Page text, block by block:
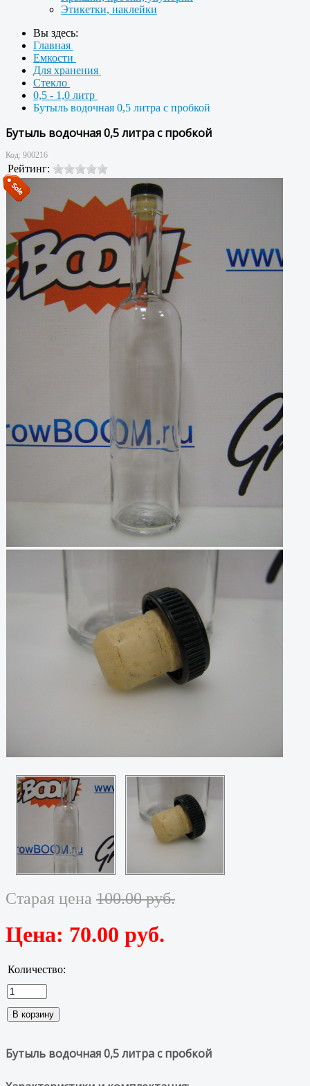
Этикетки, наклейки
Вы здесь:
Главная
Емкости
Для хранения
Стекло
0,5 - 1,0 литр
Бутыль водочная 0,5 литра с пробкой
Бутыль водочная 0,5 литра с пробкой
Код: 900216
Рейтинг:
Старая цена 100.00 руб.
Цена: 70.00 руб.
Количество:
Бутыль водочная 0,5 литра с пробкой